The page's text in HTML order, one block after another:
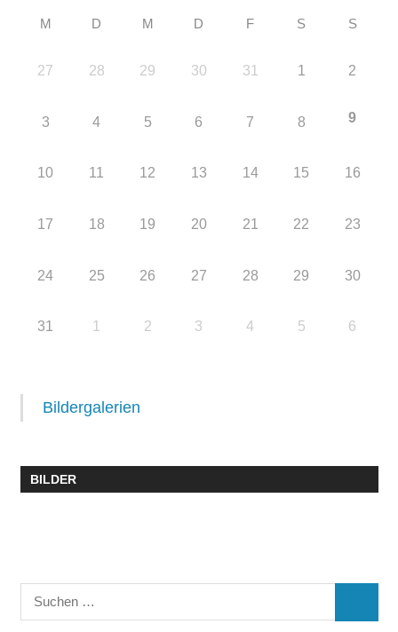
M D M D F S S
27 28 29 30 31 1 2
3 4 5 6 7 8 9
10 11 12 13 14 15 16
17 18 19 20 21 22 23
24 25 26 27 28 29 30
31 1 2 3 4 5 6
Bildergalerien
BILDER
Suchen
nach: